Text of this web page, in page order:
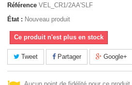
Référence VEL_CR1/2AA'SLF
État : Nouveau produit
Ce produit n'est plus en stock
Tweet Partager Google+